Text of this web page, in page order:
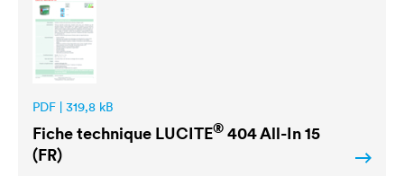
PDF | 319,8 kB
Fiche technique LUCITE® 404 All-In 15
(FR)